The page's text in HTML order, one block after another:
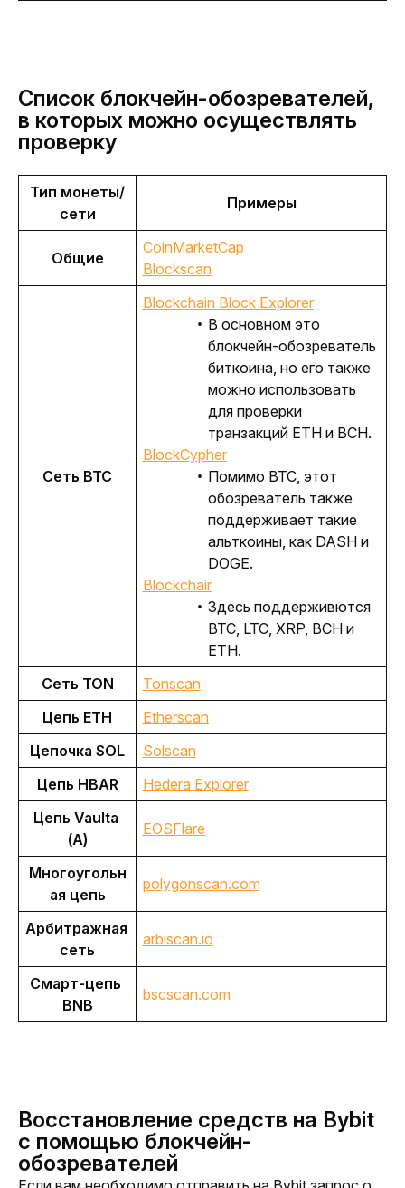
Список блокчейн-обозревателей,
в которых можно осуществлять
проверку
Тип монеты/
сети
Примеры
Общие
CoinMarketCap
Blockscan
Сеть BTC
Blockchain Block Explorer
В основном это
блокчейн-обозреватель
биткоина, но его также
можно использовать
для проверки
транзакций ETH и BCH.
BlockCypher
Помимо BTC, этот
обозреватель также
поддерживает такие
альткоины, как DASH и
DOGE.
Blockchair
Здесь поддерживются
BTC, LTC, XRP, BCH и
ETH.
Сеть TON
Tonscan
Цепь ETH
Etherscan
Цепочка SOL
Solscan
Цепь HBAR
Hedera Explorer
Цепь Vaulta
(A)
EOSFlare
Многоугольн
ая цепь
polygonscan.com
Арбитражная
сеть
arbiscan.io
Смарт-цепь
BNB
bscscan.com
Восстановление средств на Bybit
с помощью блокчейн-
обозревателей